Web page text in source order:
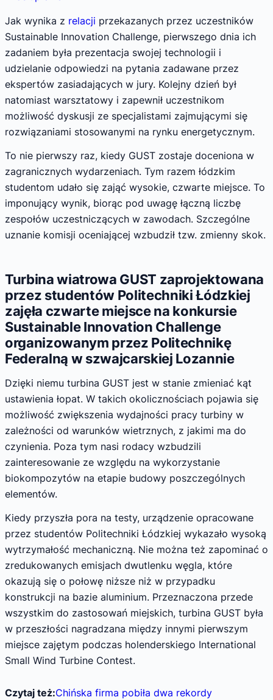
Jak wynika z relacji przekazanych przez uczestników
Sustainable Innovation Challenge, pierwszego dnia ich
zadaniem była prezentacja swojej technologii i
udzielanie odpowiedzi na pytania zadawane przez
ekspertów zasiadających w jury. Kolejny dzień był
natomiast warsztatowy i zapewnił uczestnikom
możliwość dyskusji ze specjalistami zajmującymi się
rozwiązaniami stosowanymi na rynku energetycznym.
To nie pierwszy raz, kiedy GUST zostaje doceniona w
zagranicznych wydarzeniach. Tym razem łódzkim
studentom udało się zająć wysokie, czwarte miejsce. To
imponujący wynik, biorąc pod uwagę łączną liczbę
zespołów uczestniczących w zawodach. Szczególne
uznanie komisji oceniającej wzbudził tzw. zmienny skok.
Turbina wiatrowa GUST zaprojektowana
przez studentów Politechniki Łódzkiej
zajęła czwarte miejsce na konkursie
Sustainable Innovation Challenge
organizowanym przez Politechnikę
Federalną w szwajcarskiej Lozannie
Dzięki niemu turbina GUST jest w stanie zmieniać kąt
ustawienia łopat. W takich okolicznościach pojawia się
możliwość zwiększenia wydajności pracy turbiny w
zależności od warunków wietrznych, z jakimi ma do
czynienia. Poza tym nasi rodacy wzbudzili
zainteresowanie ze względu na wykorzystanie
biokompozytów na etapie budowy poszczególnych
elementów.
Kiedy przyszła pora na testy, urządzenie opracowane
przez studentów Politechniki Łódzkiej wykazało wysoką
wytrzymałość mechaniczną. Nie można też zapominać o
zredukowanych emisjach dwutlenku węgla, które
okazują się o połowę niższe niż w przypadku
konstrukcji na bazie aluminium. Przeznaczona przede
wszystkim do zastosowań miejskich, turbina GUST była
w przeszłości nagradzana między innymi pierwszym
miejsce zajętym podczas holenderskiego International
Small Wind Turbine Contest.
Czytaj też:Chińska firma pobiła dwa rekordy